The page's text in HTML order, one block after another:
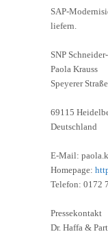
SAP-
liefern.
SNP
Paola Krauss
Speyerer
69115
Deutschland
E-Mail:
Homepage:
Telefon: 0172
Pressekontakt
Dr. Haffa &